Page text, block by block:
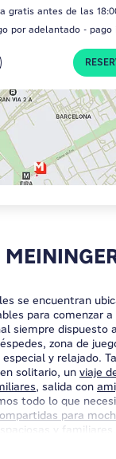
gratis antes de las
por adelantado - pago
se encuentran
para comenzar
siempre dispuesto
zona de
y relajado.
solitario, un viaje
, salida con
todo lo que
para
y familiares,